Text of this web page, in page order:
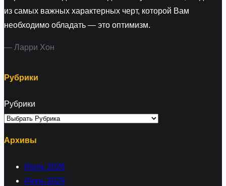
из самых важных характерных черт, которой Вам
необходимо обладать — это оптимизм.
— Ларри Хон
Рубрики
Рубрики
Архивы
Июль 2026
Июнь 2026